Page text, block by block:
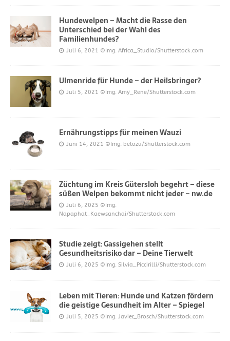
Hundewelpen – Macht die Rasse den
Unterschied bei der Wahl des
Familienhundes?
Juli 6, 2021 ©Img. Africa_Studio/Shutterstock.com
Ulmenride für Hunde – der Heilsbringer?
Juli 5, 2021 ©Img. Amy_Rene/Shutterstock.com
Ernährungstipps für meinen Wauzi
Juni 14, 2021 ©Img. belozu/Shutterstock.com
Züchtung im Kreis Gütersloh begehrt – diese
süßen Welpen bekommt nicht jeder – nw.de
Juli 6, 2025 ©Img.
Napaphat_Kaewsanchai/Shutterstock.com
Studie zeigt: Gassigehen stellt
Gesundheitsrisiko dar – Deine Tierwelt
Juli 6, 2025 ©Img. Silvia_Piccirilli/Shutterstock.com
Leben mit Tieren: Hunde und Katzen fördern
die geistige Gesundheit im Alter – Spiegel
Juli 5, 2025 ©Img. Javier_Brosch/Shutterstock.com